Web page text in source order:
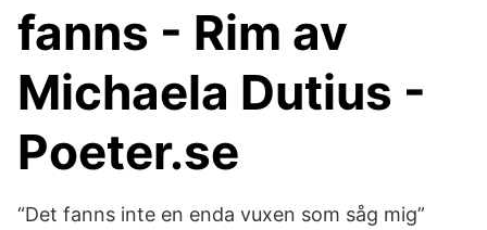
fanns - Rim av
Michaela Dutius -
Poeter.se
“Det fanns inte en enda vuxen som såg mig”